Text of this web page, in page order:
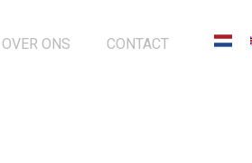
OVER ONS CONTACT